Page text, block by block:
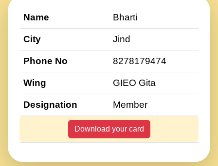
Name Bharti
City Jind
Phone No 8278179474
Wing GIEO Gita
Designation Member
Download your card